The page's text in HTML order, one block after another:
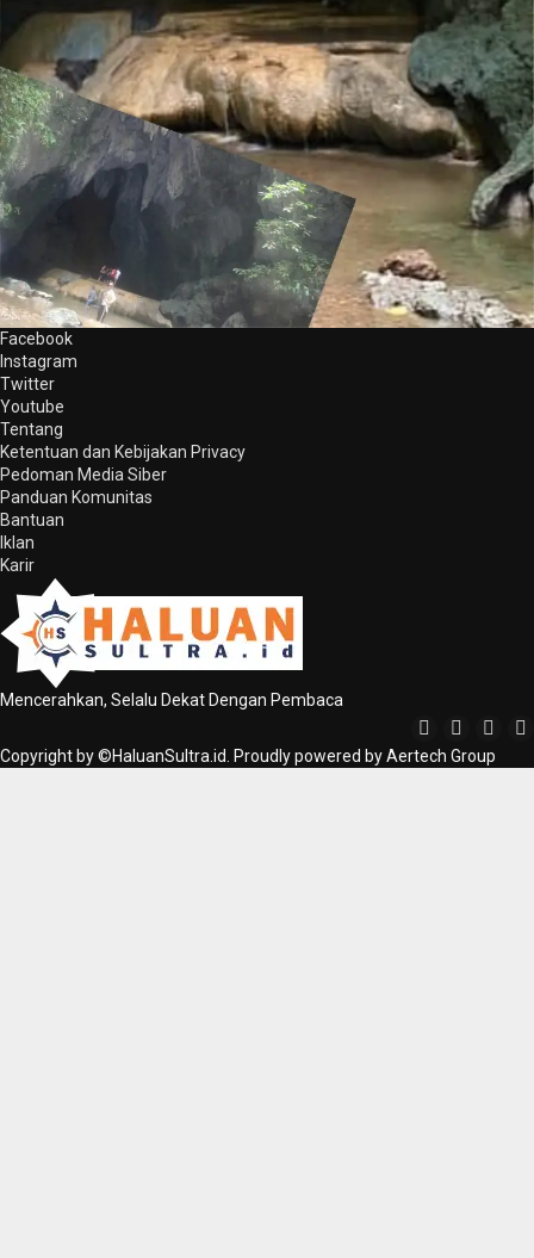
Facebook
Instagram
Twitter
Youtube
Tentang
Ketentuan dan Kebijakan Privacy
Pedoman Media Siber
Panduan Komunitas
Bantuan
Iklan
Karir
Mencerahkan, Selalu Dekat Dengan Pembaca
Copyright by ©HaluanSultra.id. Proudly powered by Aertech Group